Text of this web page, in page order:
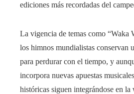
ediciones más recordadas del
La vigencia de temas como “Waka
los himnos mundialistas conservan
para perdurar con el tiempo, y
incorpora nuevas apuestas
históricas siguen integrándose en